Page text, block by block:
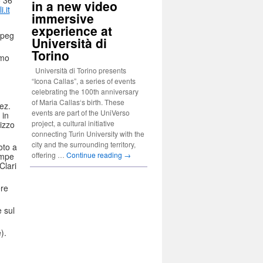
a
sul
in a new video
immersive
experience at
Università di
Torino
Università di Torino presents
“Icona Callas”, a series of events
celebrating the 100th anniversary
of Maria Callas‘s birth. These
events are part of the UniVerso
project, a cultural initiative
connecting Turin University with the
city and the surrounding territory,
offering … Continue reading →